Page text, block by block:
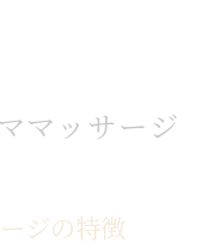
マッサージ
ジの特徴